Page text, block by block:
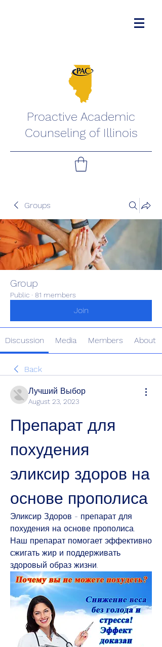
Proactive Academic
Counseling of Illinois
Groups
Group
Public · 81 members
Join
Discussion Media Members About
Back
Лучший Выбор
August 23, 2023
Препарат для
похудения
эликсир здоров на
основе прополиса
Эликсир Здоров - препарат для
похудения на основе прополиса.
Наш препарат помогает эффективно
сжигать жир и поддерживать
здоровый образ жизни.